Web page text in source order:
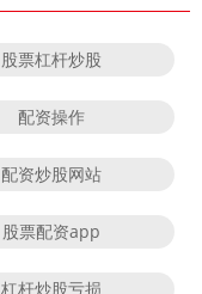
股票杠杆炒股
配资操作
配资炒股网站
股票配资app
杠杆炒股亏损